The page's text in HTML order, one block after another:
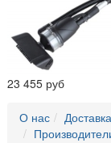
23 455 руб
О нас